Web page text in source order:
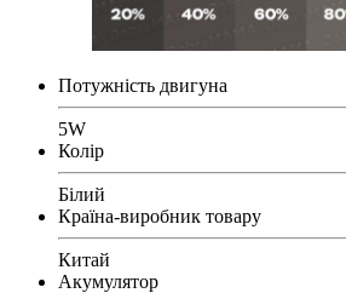
Потужність двигуна
5W
Колір
Білий
Країна-виробник товару
Китай
Акумулятор